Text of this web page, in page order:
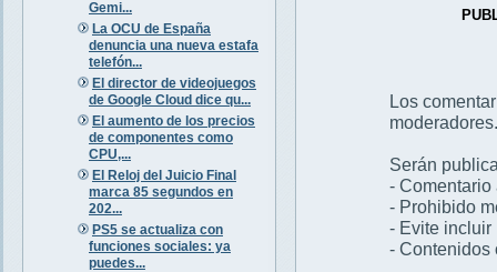
Gemi...
La OCU de España
denuncia una nueva estafa
telefón...
El director de videojuegos
de Google Cloud dice qu...
El aumento de los precios
de componentes como
CPU,...
El Reloj del Juicio Final
marca 85 segundos en
202...
PS5 se actualiza con
funciones sociales: ya
puedes...
Los
moderadores.
Serán
- Comentario
- Prohibido
- Evite incluir
- Contenidos